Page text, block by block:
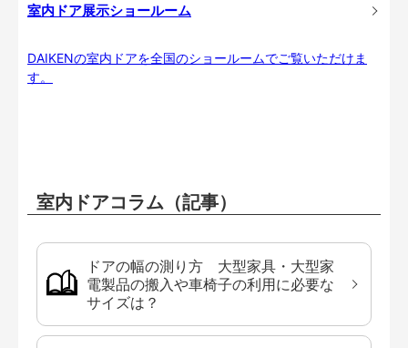
室内ドア展示ショールーム
DAIKENの室内ドアを全国のショールームでご覧いただけま
す。
室内ドアコラム（記事）
ドアの幅の測り方 大型家具・大型家
電製品の搬入や車椅子の利用に必要な
サイズは？